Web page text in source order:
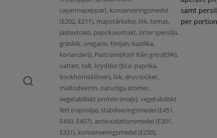
cayennepeppar), konserveringsmedel
(E202, E211), majsstärkelse, lök, tomat,
jästextrakt, paprikaextrakt, örter (persilja,
gräslök, oregano, timjan, basilika,
koriander)), Pastrami(Kött från gris (83%),
vatten, salt, kryddor (bl.a. paprika,
bockhornsklöver), lök, druvsocker,
maltodextrin, naturliga aromer,
vegetabiliskt protein (majs), vegetabiliskt
fett (rapsolja), stabiliseringsmedel (E451,
E450, E407), antioxidationsmedel (E301,
E331), konserveringsmedel (E250),
samt
per